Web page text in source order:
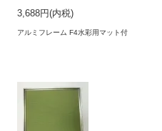
3,688円(内税)
アルミフレーム F4水彩用マット付